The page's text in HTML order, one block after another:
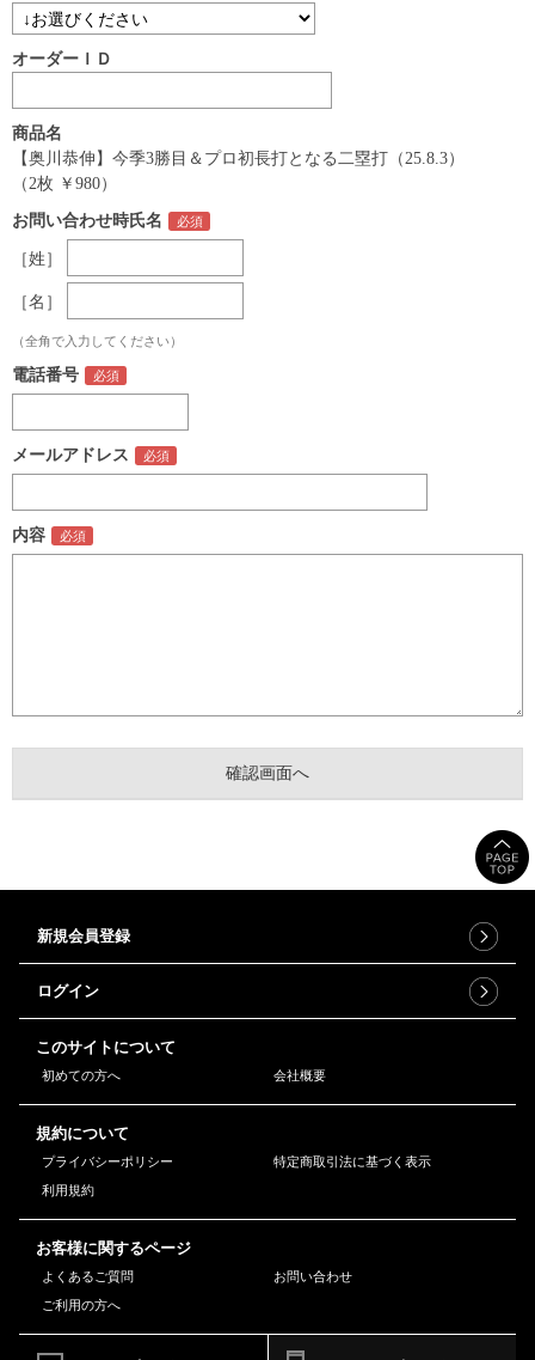
オーダーＩＤ
商品名
【奥川恭伸】今季3勝目＆プロ初長打となる二塁打（25.8.3）
（2枚 ￥980）
お問い合わせ時氏名
［姓］
［名］
（全角で入力してください）
電話番号
メールアドレス
内容
新規会員登録
ログイン
このサイトについて
初めての方へ 会社概要
規約について
プライバシーポリシー
特定商取引法に基づく表示
利用規約
お客様に関するページ
よくあるご質問
お問い合わせ
ご利用の方へ